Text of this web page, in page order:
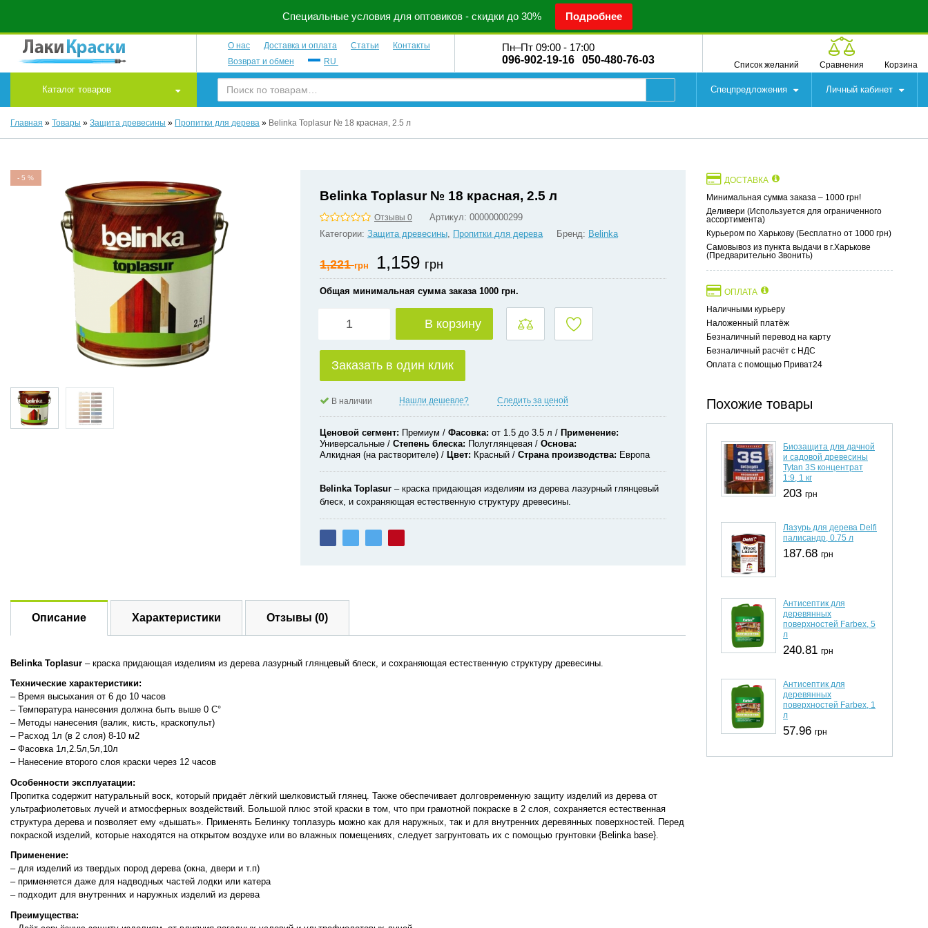
Специальные условия для оптовиков - скидки до 30% Подробнее
О нас Доставка и оплата Статьи
Контакты
Возврат и обмен
RU
Пн–Пт 09:00 - 17:00
096-902-19-16
050-480-76-03 Список желаний Сравнения Корзина
Каталог товаров Спецпредложения Личный кабинет
Главная » Товары » Защита древесины » Пропитки для дерева » Belinka Toplasur № 18 красная, 2.5 л
-5%
Belinka Toplasur № 18 красная, 2.5 л
Отзывы 0 Артикул: 00000000299
Категории: Защита древесины, Пропитки для дерева Бренд: Belinka
1,221грн 1,159 грн
Общая минимальная сумма заказа 1000 грн.
В корзину
Заказать в один клик
В наличии Нашли дешевле? Следить за ценой
Ценовой сегмент Премиум Фасовка от 1.5 до 3.5 л
Применение
Универсальные
Степень блеска Полуглянцевая
Основа
Алкидная (на растворителе)
Цвет Красный Страна производства Европа
BelinkaToplasur – краска придающая изделиям из дерева лазурный глянцевый
блеск, и сохраняющая естественную структуру древесины.
Описание
BelinkaToplasur – краска придающая изделиям из дерева лазурный глянцевый блеск, и сохраняющая естественную структуру древесины.
Технические характеристики:
– Время высыхания от 6 до 10 часов
– Температура нанесения должна быть выше 0 С°
– Методы нанесения (валик, кисть, краскопульт)
– Расход 1л (в 2 слоя) 8-10 м2
– Фасовка 1л,2.5л,5л,10л
– Нанесение второго слоя краски через 12 часов
Особенности эксплуатации:
Пропитка содержит натуральный воск, который придаёт лёгкий шелковистый глянец. Также обеспечивает долговременную защиту изделий из дерева от
ультрафиолетовых лучей и атмосферных воздействий. Большой плюс этой краски в том, что при грамотной покраске в 2 слоя, сохраняется естественная
структура дерева и позволяет ему «дышать». Применять Белинку топлазурь можно как для наружных, так и для внутренних деревянных поверхностей. Перед
покраской изделий, которые находятся на открытом воздухе или во влажных помещениях, следует загрунтовать их с помощью грунтовки {Belinka base}.
Применение:
– для изделий из твердых пород дерева (окна, двери и т.п)
– применяется даже для надводных частей лодки или катера
– подходит для внутренних и наружных изделий из дерева
Преимущества:
Характеристики Отзывы (0)
ДОСТАВКА
Минимальная сумма заказа – 1000 грн!
Деливери (Используется для ограниченного
ассортимента)
Курьером по Харькову (Бесплатно от 1000 грн)
Самовывоз из пункта выдачи в г.Харькове
(Предварительно Звонить)
ОПЛАТА
Наличными курьеру
Наложенный платёж
Безналичный перевод на карту
Безналичный расчёт с НДС
Оплата с помощью Приват24
Похожие товары
Биозащита для дачной
и садовой древесины
Tytan 3S концентрат
1:9, 1 кг
203 грн
Лазурь для дерева Delfi
палисандр, 0.75 л
187.68 грн
Антисептик для
деревянных
поверхностей Farbex, 5
л
240.81 грн
Антисептик для
деревянных
поверхностей Farbex, 1
л
57.96 грн